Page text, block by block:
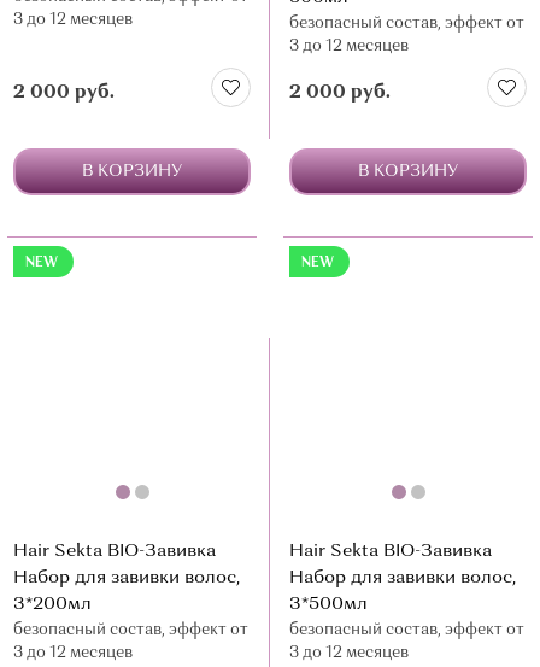
прозрачности в производстве косметики высшего
качества. На официальном сайте производителя вы можете
режиме реального времени.
3 до 12 месяцев
2 000 руб.
В КОРЗИНУ
безопасный состав, эффект от
3 до 12 месяцев
2 000 руб.
В КОРЗИНУ
NEW
Hair Sekta BIO-Завивка
Набор для завивки волос,
3*200мл
безопасный состав, эффект от
3 до 12 месяцев
NEW
Hair Sekta BIO-Завивка
Набор для завивки волос,
3*500мл
безопасный состав, эффект от
3 до 12 месяцев